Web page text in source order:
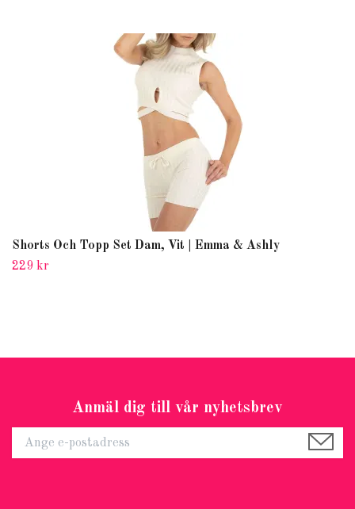
Shorts Och Topp Set Dam, Vit | Emma & Ashly
229 kr
Anmäl dig till vår nyhetsbrev